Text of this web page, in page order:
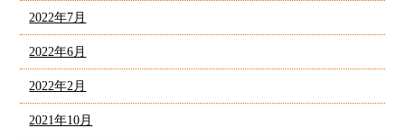
2022年7月
2022年6月
2022年2月
2021年10月